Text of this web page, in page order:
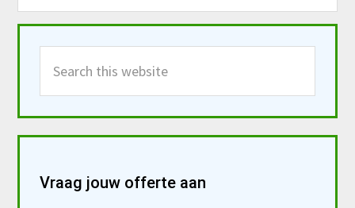
Primary
Sidebar
this
website
Vraag jouw offerte aan